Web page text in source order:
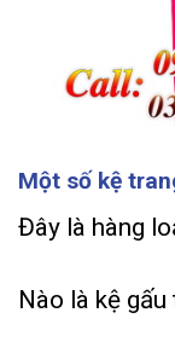
Một số kệ
Đây là hàng
Nào là kệ